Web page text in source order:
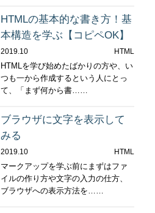
HTMLの基本的な書き方！基
本構造を学ぶ【コピペOK】
2019.10
HTML
HTMLを学び始めたばかりの方や、い
つも一から作成するという人にとっ
て、「まず何から書……
ブラウザに文字を表示して
みる
2019.10
HTML
マークアップを学ぶ前にまずはファ
イルの作り方や文字の入力の仕方、
ブラウザへの表示方法を……